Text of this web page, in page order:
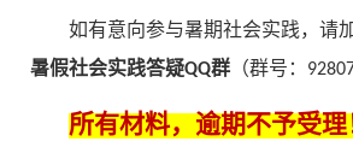
如有意向参与暑期社会实践，请
暑假社会实践答疑QQ群 （群号：
所有材料，逾期不予受理